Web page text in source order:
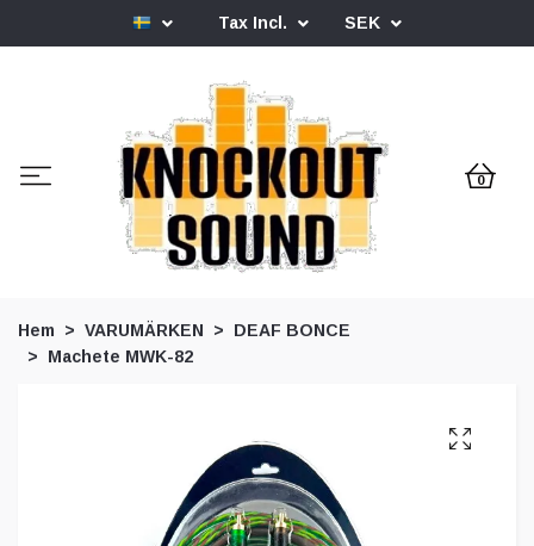
Tax Incl. SEK
0
Hem VARUMÄRKEN
DEAF BONCE
Machete MWK-82